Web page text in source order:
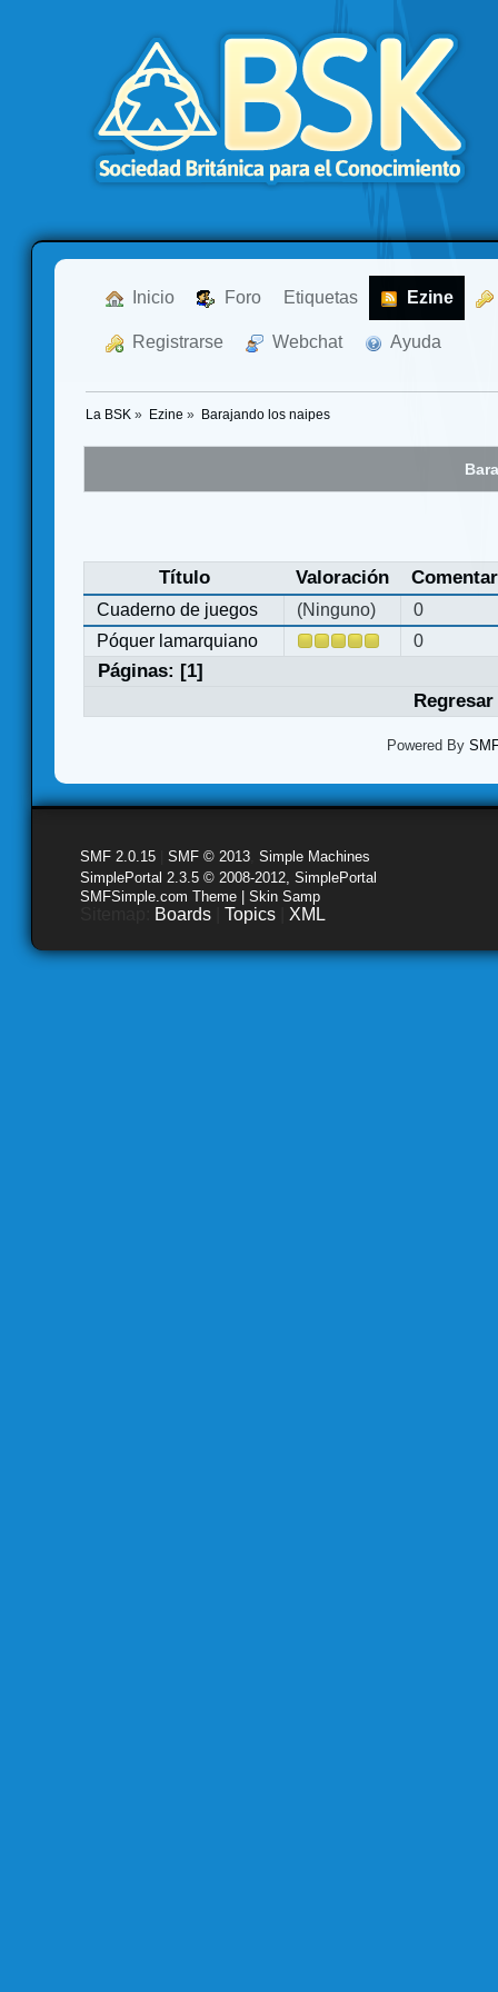
Inicio Foro Etiquetas Ezine
Registrarse Webchat Ayuda
La BSK » Ezine » Barajando los naipes
Título Valoración
Cuaderno de juegos (Ninguno)
0
Póquer lamarquiano
0
Páginas: [1]
Powered By
SMF 2.0.15 SMF © 2013 Simple Machines
SimplePortal 2.3.5 © 2008-2012, SimplePortal
SMFSimple.com Theme | Skin Samp
Boards Topics XML